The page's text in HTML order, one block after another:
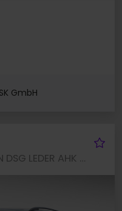
GmbH
Tiguan 2.0 R-LINE 4MOTION DSG LEDER AHK PANO